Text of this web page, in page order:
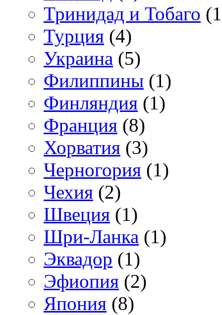
Тринидад и Тобаго
Турция (4)
Украина (5)
Филиппины (1)
Финляндия (1)
Франция (8)
Хорватия (3)
Черногория (1)
Чехия (2)
Швеция (1)
Шри-Ланка (1)
Эквадор (1)
Эфиопия (2)
Япония (8)